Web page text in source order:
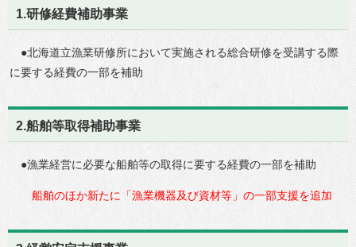
1.研修経費補助事業
●北海道立漁業研修所において実施される総合研修を受講する際
に要する経費の一部を補助
2.船舶等取得補助事業
●漁業経営に必要な船舶等の取得に要する経費の一部を補助
船舶のほか新たに「漁業機器及び資材等」の一部支援を追加